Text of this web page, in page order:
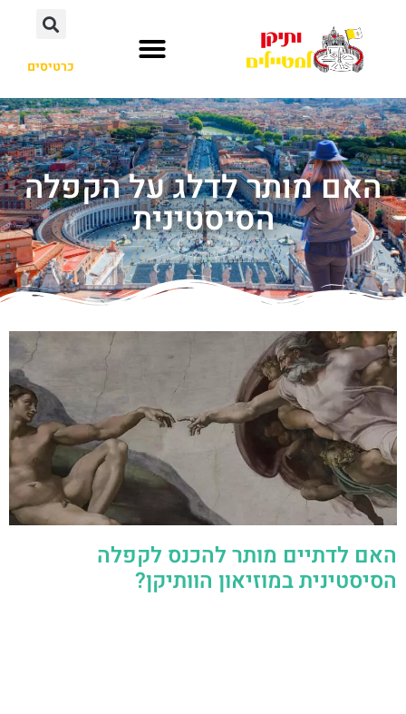
כרטיסים
האם מותר לדלג על הקפלה
הסיסטינית
האם לדתיים מותר להכנס לקפלה
הסיסטינית במוזיאון הוותיקן?